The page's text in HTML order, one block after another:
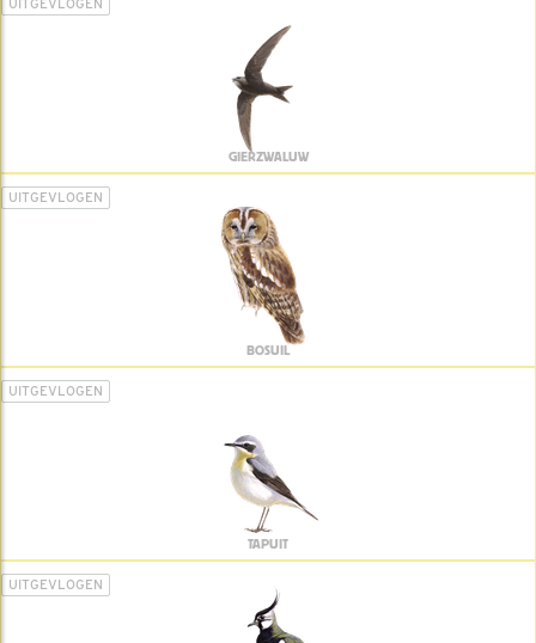
UITGEVLOGEN
GIERZWALUW
UITGEVLOGEN
BOSUIL
UITGEVLOGEN
TAPUIT
UITGEVLOGEN